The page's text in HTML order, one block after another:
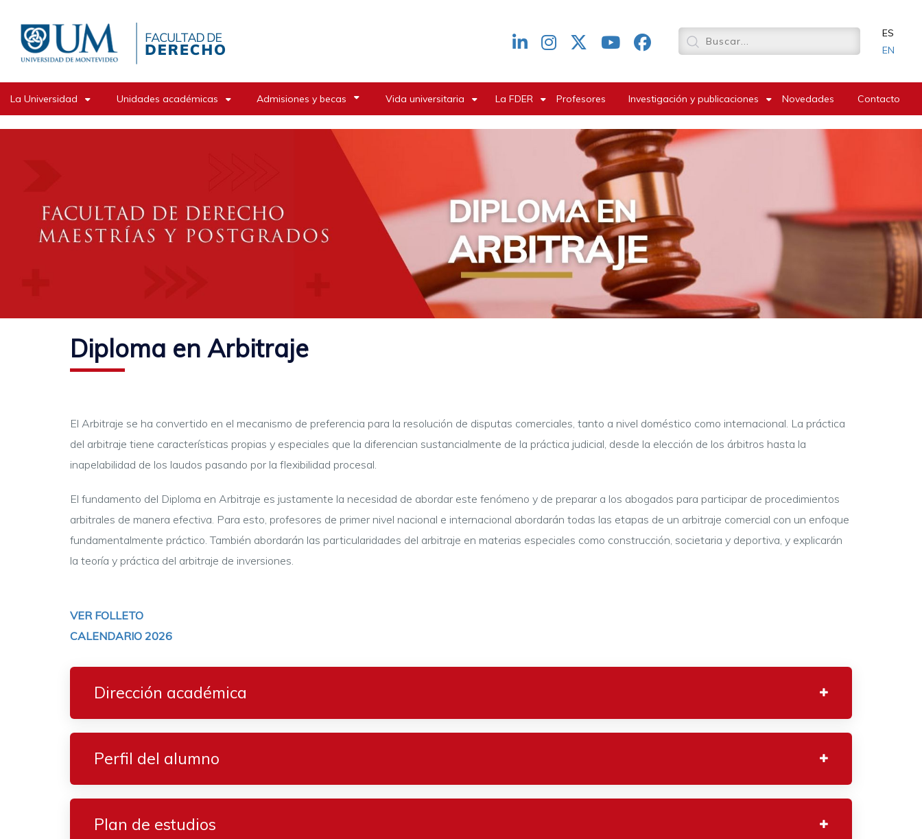
contenido
principal
Redes
header
ES
EN
La Universidad Unidades académicas Admisiones y becas Vida universitaria La FDER Profesores Investigación y publicaciones Novedades Contacto
Diploma en Arbitraje
El Arbitraje se ha convertido en el mecanismo de preferencia para la resolución de disputas comerciales, tanto a nivel doméstico como internacional. La práctica
del arbitraje tiene características propias y especiales que la diferencian sustancialmente de la práctica judicial, desde la elección de los árbitros hasta la
inapelabilidad de los laudos pasando por la flexibilidad procesal.
El fundamento del Diploma en Arbitraje es justamente la necesidad de abordar este fenómeno y de preparar a los abogados para participar de procedimientos
arbitrales de manera efectiva. Para esto, profesores de primer nivel nacional e internacional abordarán todas las etapas de un arbitraje comercial con un enfoque
fundamentalmente práctico. También abordarán las particularidades del arbitraje en materias especiales como construcción, societaria y deportiva, y explicarán
la teoría y práctica del arbitraje de inversiones.
VER FOLLETO
CALENDARIO 2026
Dirección académica
Perfil del alumno
Plan de estudios